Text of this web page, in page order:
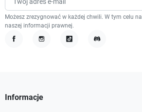
Możesz zrezygnować w każdej chwili. W tym celu
naszej informacji prawnej.
Informacje